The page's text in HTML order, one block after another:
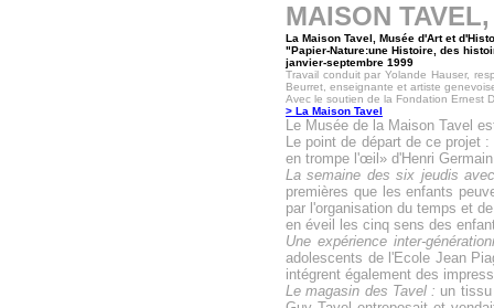
MAISON
La Maison Tavel, Musée d'Art et
"Papier-Nature:une Histoire, des
janvier-septembre 1999
Travail conduit par Yolande Hauser,
Beurret, enseignante et artiste
Avec le soutien de la Fondation Ernest
> La Maison Tavel
Le Musée de la Maison Tavel
Le point de départ de ce projet
en trompe l'œil» d'Henri
La semaine des six jeudis
premières que les enfants
par l'organisation du temps et
en éveil les cinq sens des
Une expérience inter-
adolescents de l'Ecole Jean
intégrent également des
Le magasin des Tavel : un